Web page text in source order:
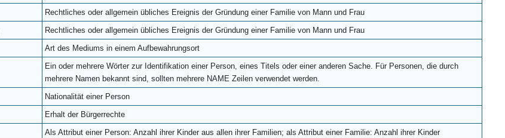
Rechtliches oder allgemein übliches Ereignis der Gründung einer Familie von Mann und Frau
Rechtliches oder allgemein übliches Ereignis der Gründung einer Familie von Mann und Frau
Art des Mediums in einem Aufbewahrungsort
Ein oder mehrere Wörter zur Identifikation einer Person, eines Titels oder einer anderen Sache. Für Personen, die durch
mehrere Namen bekannt sind, sollten mehrere NAME Zeilen verwendet werden.
Nationalität einer Person
Erhalt der Bürgerrechte
Als Attribut einer Person: Anzahl ihrer Kinder aus allen ihrer Familien; als Attribut einer Familie: Anzahl ihrer Kinder